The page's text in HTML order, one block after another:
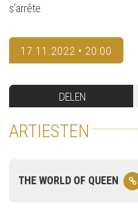
s’arrête.
17.11.2022 • 20:00
DELEN
ARTIESTEN
THE WORLD OF QUEEN